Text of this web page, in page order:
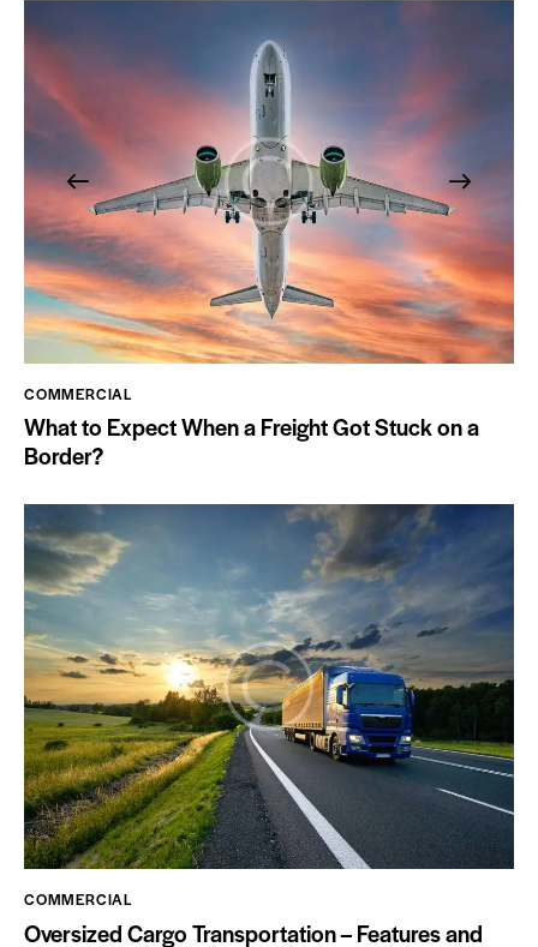
COMMERCIAL
What to Expect When a Freight Got Stuck on a
Border?
COMMERCIAL
Oversized Cargo Transportation – Features and